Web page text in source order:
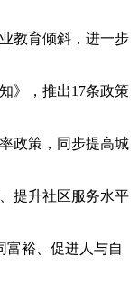
教育倾斜，进一步
》，推出17条政策
政策，同步提高城
提升社区服务水平
裕、促进人与自